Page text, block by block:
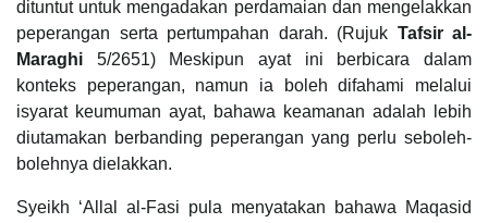
dituntut untuk mengadakan perdamaian dan mengelakkan
peperangan serta pertumpahan darah. (Rujuk Tafsir al-
Maraghi 5/2651) Meskipun ayat ini berbicara dalam
konteks peperangan, namun ia boleh difahami melalui
isyarat keumuman ayat, bahawa keamanan adalah lebih
diutamakan berbanding peperangan yang perlu seboleh-
bolehnya dielakkan.
Syeikh ‘Allal al-Fasi pula menyatakan bahawa Maqasid